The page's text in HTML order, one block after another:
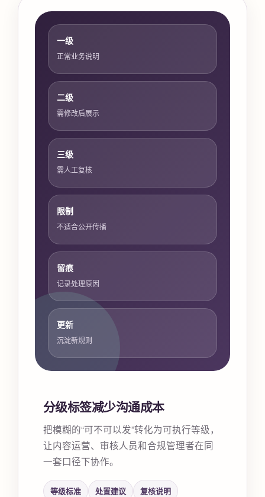
一级
正常业务说明
二级
需修改后展示
三级
需人工复核
限制
不适合公开传播
留痕
记录处理原因
更新
沉淀新规则
分级标签减少沟通成本
把模糊的“可不可以发”转化为可执行等级，
让内容运营、审核人员和合规管理者在同
一套口径下协作。
等级标准 处置建议 复核说明